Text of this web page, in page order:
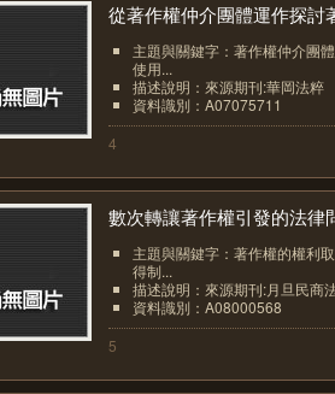
從著作權仲介團體運作探討
主題與關鍵字：著作權仲介
使用...
描述說明：來源期刊:華岡法粹
資料識別：A07075711
4
數次轉讓著作權引發的法律
主題與關鍵字：著作權的權利
得制...
描述說明：來源期刊:月旦民商
資料識別：A08000568
5